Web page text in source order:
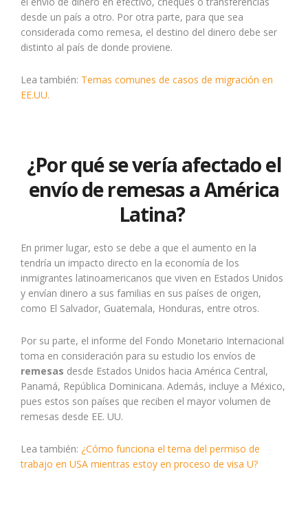
desde un país a otro. Por otra parte, para que sea
considerada como remesa, el destino del dinero debe ser
distinto al país de donde proviene.
Lea también: Temas comunes de casos de migración en
EE.UU.
¿Por qué se vería afectado el
envío de remesas a América
Latina?
En primer lugar, esto se debe a que el aumento en la
tendría un impacto directo en la economía de los
inmigrantes latinoamericanos que viven en Estados Unidos
y envían dinero a sus familias en sus países de origen,
como El Salvador, Guatemala, Honduras, entre otros.
Por su parte, el informe del Fondo Monetario Internacional
toma en consideración para su estudio los envíos de
remesas desde Estados Unidos hacia América Central,
Panamá, República Dominicana. Además, incluye a México,
pues estos son países que reciben el mayor volumen de
remesas desde EE. UU.
Lea también: ¿Cómo funciona el tema del permiso de
trabajo en USA mientras estoy en proceso de visa U?